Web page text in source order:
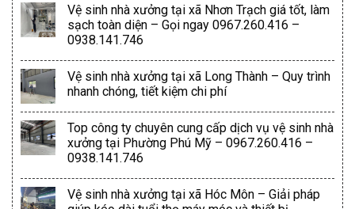
Vệ sinh nhà xưởng tại xã Nhơn Trạch giá tốt, làm
sạch toàn diện – Gọi ngay 0967.260.416 –
0938.141.746
Vệ sinh nhà xưởng tại xã Long Thành – Quy trình
nhanh chóng, tiết kiệm chi phí
Top công ty chuyên cung cấp dịch vụ vệ sinh nhà
xưởng tại Phường Phú Mỹ – 0967.260.416 –
0938.141.746
Vệ sinh nhà xưởng tại xã Hóc Môn – Giải pháp